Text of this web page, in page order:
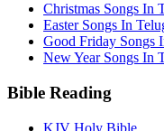
Christmas Songs In
Easter Songs In
Good Friday Songs
New Year Songs In
Bible Reading
KJV Holy Bible